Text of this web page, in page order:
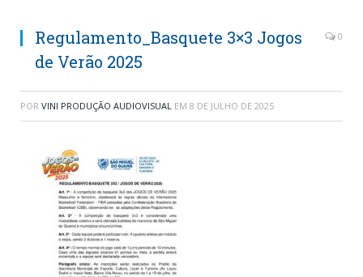
Regulamento_Basquete 3×3 Jogos
de Verão 2025
0
POR VINI PRODUÇÃO AUDIOVISUAL EM 8 DE JULHO DE 2025